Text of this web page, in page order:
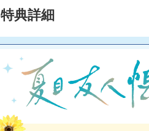
特典詳細